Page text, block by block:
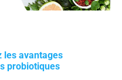
les avantages
probiotiques